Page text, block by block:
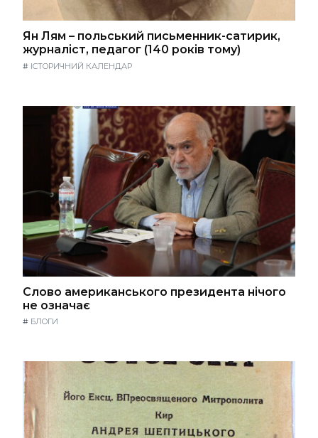
Ян Лям – польський письменник-сатирик,
журналіст, педагог (140 років тому)
# ІСТОРИЧНИЙ КАЛЕНДАР
Слово американського президента нічого
не означає
# БЛОГИ